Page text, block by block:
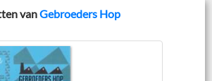
vanGebroeders Hop